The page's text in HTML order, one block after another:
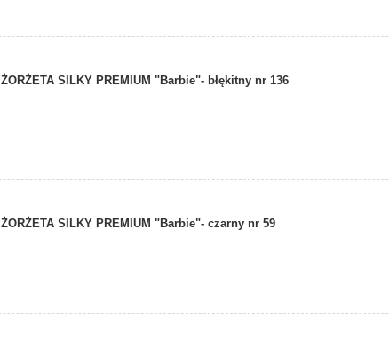
ŻORŻETA SILKY PREMIUM "Barbie"- błękitny nr 136
ŻORŻETA SILKY PREMIUM "Barbie"- czarny nr 59